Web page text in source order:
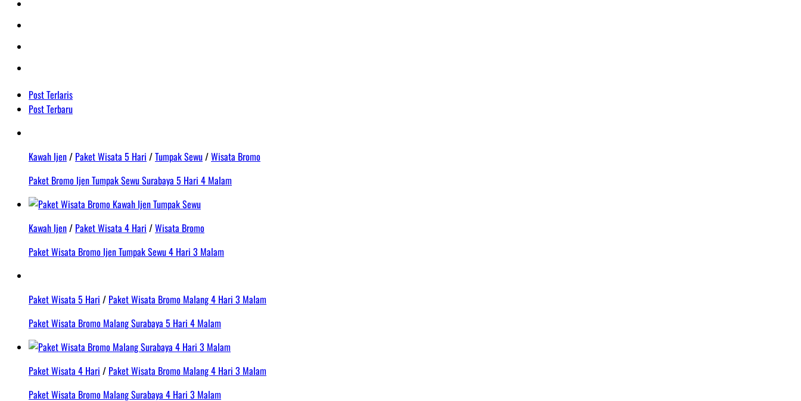
Post Terlaris
Post Terbaru
Kawah Ijen/ Paket Wisata 5 Hari /Tumpak Sewu/Wisata Bromo
Paket Bromo Ijen Tumpak Sewu Surabaya 5 Hari 4 Malam
Kawah Ijen/ Paket Wisata 4 Hari /Wisata Bromo
Paket Wisata Bromo Ijen Tumpak Sewu 4 Hari 3 Malam
Paket Wisata 5 Hari / Paket Wisata Bromo Malang 4 Hari 3 Malam
Paket Wisata Bromo Malang Surabaya 5 Hari 4 Malam
Paket Wisata 4 Hari / Paket Wisata Bromo Malang 4 Hari 3 Malam
Paket Wisata Bromo Malang Surabaya 4 Hari 3 Malam